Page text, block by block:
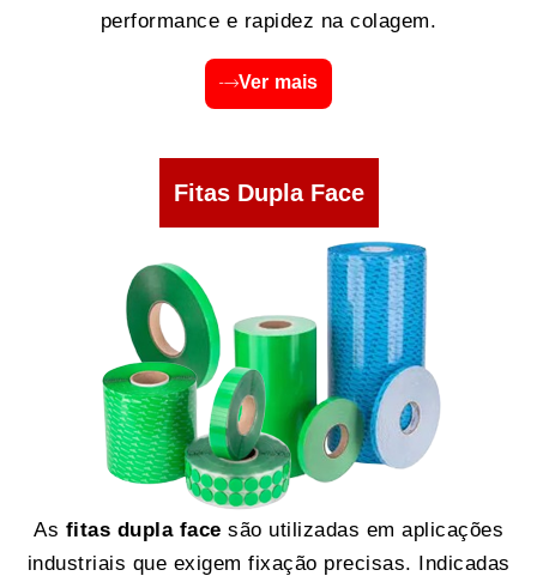
performance e rapidez na colagem.
Ver mais
Fitas Dupla Face
As fitas dupla face são utilizadas em aplicações
industriais que exigem fixação precisas. Indicadas